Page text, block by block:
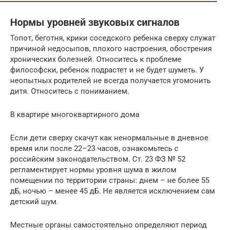
Нормы уровней звуковых сигналов
Топот, беготня, крики соседского ребенка сверху служат
причиной недосыпов, плохого настроения, обострения
хронических болезней. Относитесь к проблеме
философски, ребенок подрастет и не будет шуметь. У
неопытных родителей не всегда получается угомонить
дитя. Относитесь с пониманием.
В квартире многоквартирного дома
Если дети сверху скачут как ненормальные в дневное
время или после 22–23 часов, ознакомьтесь с
российским законодательством. Ст. 23 ФЗ № 52
регламентирует нормы уровня шума в жилом
помещении по территории страны: днем – не более 55
дБ, ночью – менее 45 дБ. Не является исключением сам
детский шум.
Местные органы самостоятельно определяют период